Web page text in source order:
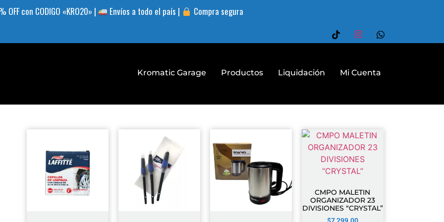
OFF con CODIGO «KRO20» | Envíos a todo el país | Compra segura
Kromatic Garage Productos Liquidación Mi Cuenta
CMPO MALETIN
ORGANIZADOR 23
DIVISIONES “CRYSTAL”